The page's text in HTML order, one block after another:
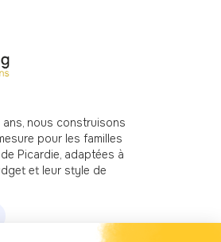
nous construisons
pour les familles
Picardie, adaptées à
et leur style de